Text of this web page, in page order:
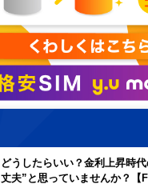
どうしたらいい？金利上昇時
丈夫”と思っていませんか？【